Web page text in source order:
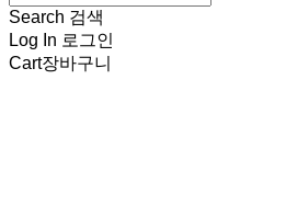
Search 검색
Log In 로그인
Cart장바구니